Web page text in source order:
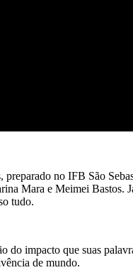
no IFB São
Mara e Meimei Bastos.
tudo.
impacto que suas
de mundo.